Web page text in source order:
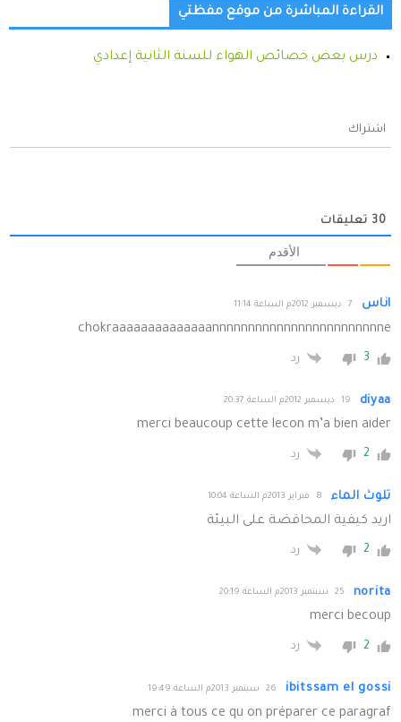
القراءة المباشرة من موقع مفظتي
درس بعض خصائص الهواء للسنة الثانية إعدادي
اشتراك
30 تعليقات
الأقدم
اناس 7 ديسمبر 2012م الساعة 11:14
chokraaaaaaaaaaaaaannnnnnnnnnnnnnnnnnnnnnnne
3 رد
diyaa 19 ديسمبر 2012م الساعة 20:37
merci beaucoup cette lecon m’a bien aider
2 رد
تلوث الماء 8 فبراير 2013م الساعة 10:04
اريد كيفية المحافضة على البيئة
2 رد
norita 25 سبتمبر 2013م الساعة 20:19
merci becoup
2 رد
ibitssam el gossi 26 سبتمبر 2013م الساعة 19:49
merci à tous ce qu on préparer ce paragraf